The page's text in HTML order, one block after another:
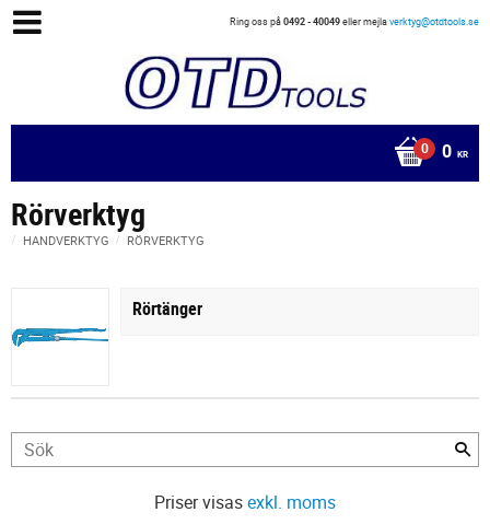
Ring oss på0492 - 40049eller mejlaverktyg@otdtools.se
0 KR
Rörverktyg
HANDVERKTYG RÖRVERKTYG
Rörtänger
Priser visasexkl. moms